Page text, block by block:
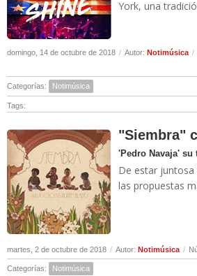
York, una
domingo, 14 de octubre de 2018 / Autor: Notimúsica /
Categorías: Notimúsica
Tags:
"Siembra"
'Pedro Navaja' su
De estar juntosa
las propuestas
martes, 2 de octubre de 2018 / Autor: Notimúsica /
Categorías: Notimúsica